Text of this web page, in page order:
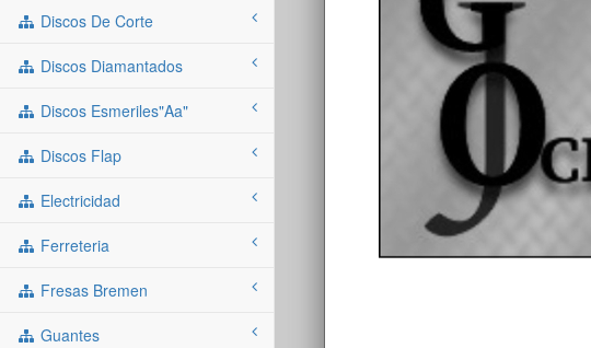
Discos De Corte
Discos Diamantados
Discos Esmeriles"aa"
Discos Flap
Electricidad
Ferreteria
Fresas Bremen
Guantes